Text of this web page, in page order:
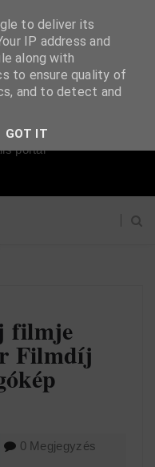
portál
filmje
Filmdíj
0 Megjegyzés
to deliver its
IP address and
along with
to ensure quality of
and to detect and
GOT IT